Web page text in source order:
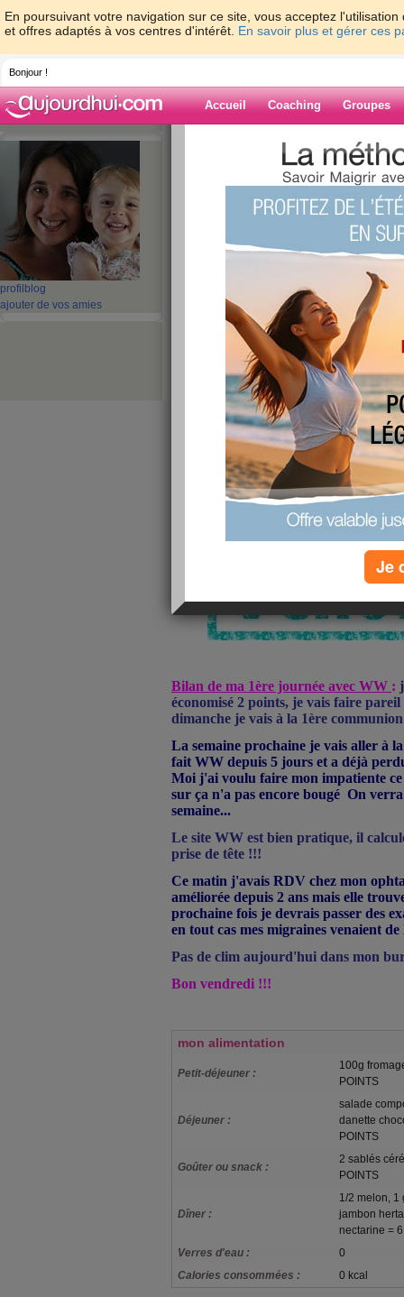
En poursuivant votre navigation sur ce site, vous acceptez
et offres adaptés à vos centres d'intérêt. En savoir plus et gérer ces
Bonjour !
Accueil Coaching Groupes
profil blog
ajouter de vos amies
> > WW -
Blog de
WW - JOUR 2
Bilan de ma 1ère journée avec WW :
économisé 2 points, je vais faire
dimanche je vais à la 1ère
La semaine prochaine je vais aller à
fait WW depuis 5 jours et a déjà
Moi j'ai voulu faire mon impatiente ce
sur ça n'a pas encore bougé On
semaine...
Le site WW est bien pratique, il
prise de tête !!!
Ce matin j'avais RDV chez mon
améliorée depuis 2 ans mais elle
prochaine fois je devrais passer des
en tout cas mes migraines venaient de
Pas de clim aujourd'hui dans mon
Bon vendredi !!!
mon alimentation
Petit-déjeuner :
100g
POINTS
Déjeuner :
salade
danette
POINTS
Goûter ou snack :
2 sablés
POINTS
Dîner :
1/2 melon, 1
jambon
nectarine =
Verres d'eau :
0
Calories consommées :
0 kcal
Je